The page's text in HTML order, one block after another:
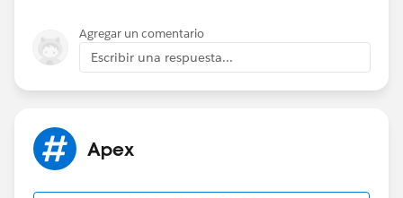
Agregar un comentario
Escribir una respuesta...
Apex